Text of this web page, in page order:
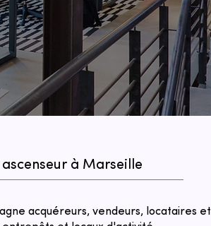
à Marseille
acquéreurs, vendeurs, locataires et